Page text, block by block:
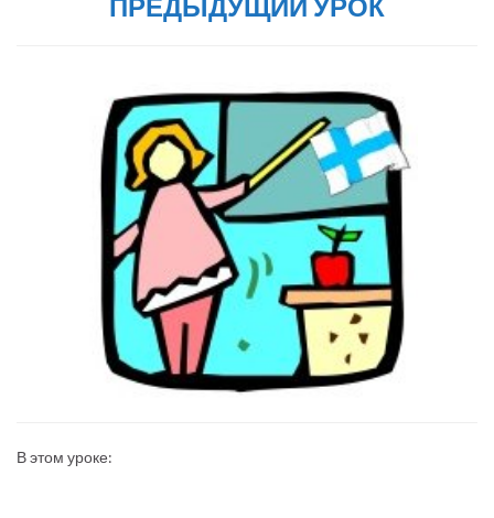
В этом уроке: